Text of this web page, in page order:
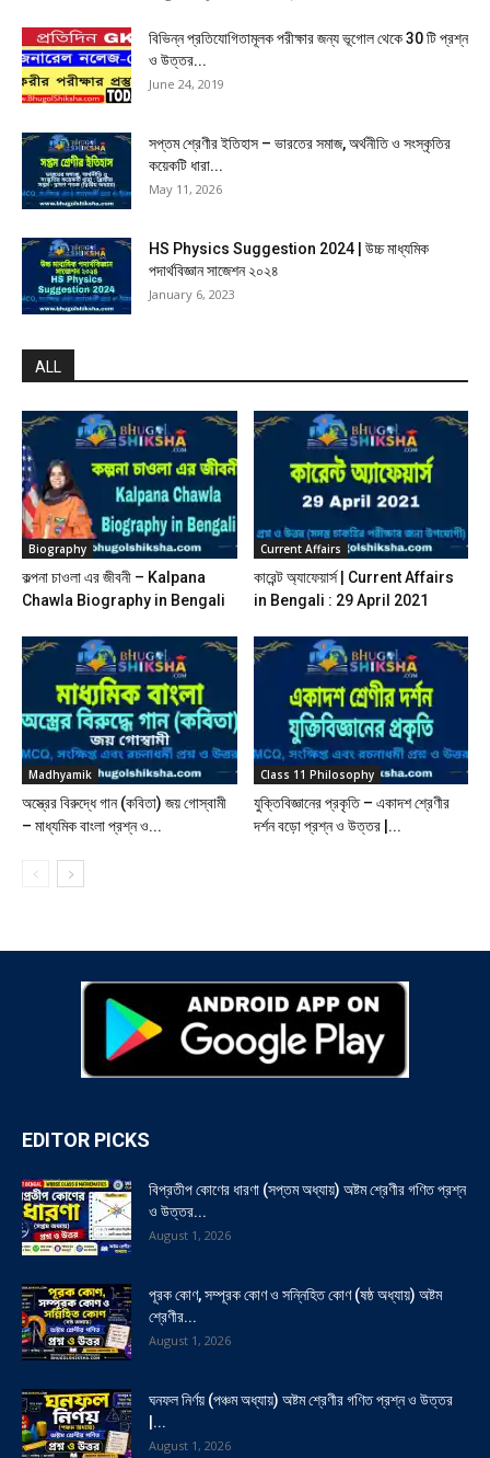
বিভিন্ন প্রতিযোগিতামূলক পরীক্ষার জন্য ভূগোল থেকে 30 টি প্রশ্ন
ও উত্তর...
June 24, 2019
সপ্তম শ্রেণীর ইতিহাস – ভারতের সমাজ, অর্থনীতি ও সংস্কৃতির
কয়েকটি ধারা...
May 11, 2026
HS Physics Suggestion 2024 | উচ্চ মাধ্যমিক
পদার্থবিজ্ঞান সাজেশন ২০২৪
January 6, 2023
ALL
Biography
কল্পনা চাওলা এর জীবনী – Kalpana
Chawla Biography in Bengali
Current Affairs
কারেন্ট অ্যাফেয়ার্স | Current Affairs
in Bengali : 29 April 2021
Madhyamik
অস্ত্রের বিরুদ্ধে গান (কবিতা) জয় গোস্বামী
– মাধ্যমিক বাংলা প্রশ্ন ও...
Class 11 Philosophy
যুক্তিবিজ্ঞানের প্রকৃতি – একাদশ শ্রেণীর
দর্শন বড়ো প্রশ্ন ও উত্তর |...
EDITOR PICKS
বিপ্রতীপ কোণের ধারণা (সপ্তম অধ্যায়) অষ্টম শ্রেণীর গণিত প্রশ্ন
ও উত্তর...
August 1, 2026
পূরক কোণ, সম্পূরক কোণ ও সন্নিহিত কোণ (ষষ্ঠ অধ্যায়) অষ্টম
শ্রেণীর...
August 1, 2026
ঘনফল নির্ণয় (পঞ্চম অধ্যায়) অষ্টম শ্রেণীর গণিত প্রশ্ন ও উত্তর
|...
August 1, 2026